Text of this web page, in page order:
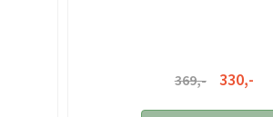
369,- 330,-